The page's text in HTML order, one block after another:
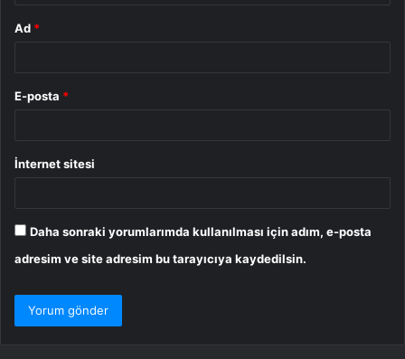
Ad *
E-posta *
İnternet sitesi
Daha sonraki yorumlarımda kullanılması için adım, e-posta
adresim ve site adresim bu tarayıcıya kaydedilsin.